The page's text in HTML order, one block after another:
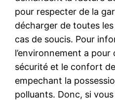
pour respecter de la
décharger de toutes
cas de soucis. Pour
l’environnement a
sécurité et le confort
empechant la
polluants. Donc, si